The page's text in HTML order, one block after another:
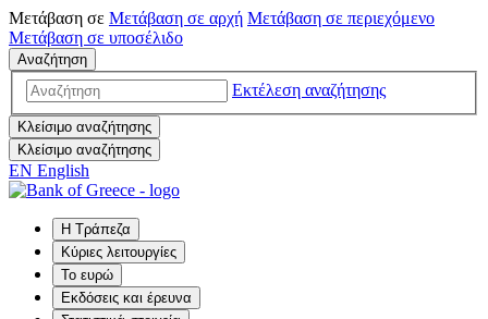
Μετάβαση σε Μετάβαση σε αρχή Μετάβαση σε περιεχόμενο
Μετάβαση σε υποσέλιδο
Αναζήτηση
Εκτέλεση αναζήτησης
Κλείσιμο αναζήτησης
Κλείσιμο αναζήτησης
EN English
Η Τράπεζα
Κύριες λειτουργίες
Το ευρώ
Εκδόσεις και έρευνα